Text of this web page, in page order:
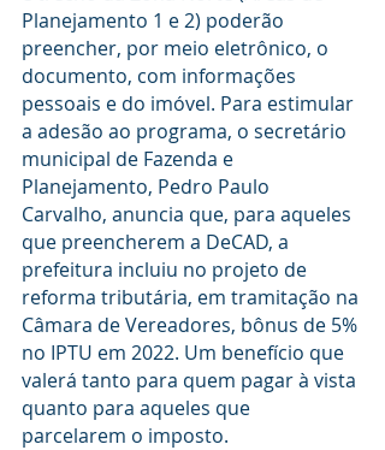
Planejamento 1 e 2) poderão
preencher, por meio eletrônico, o
documento, com informações
pessoais e do imóvel. Para estimular
a adesão ao programa, o secretário
municipal de Fazenda e
Planejamento, Pedro Paulo
Carvalho, anuncia que, para aqueles
que preencherem a DeCAD, a
prefeitura incluiu no projeto de
reforma tributária, em tramitação na
Câmara de Vereadores, bônus de 5%
no IPTU em 2022. Um benefício que
valerá tanto para quem pagar à vista
quanto para aqueles que
parcelarem o imposto.